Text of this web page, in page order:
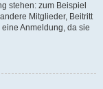
stehen: zum Beispiel
Mitglieder, Beitritt
Anmeldung, da sie